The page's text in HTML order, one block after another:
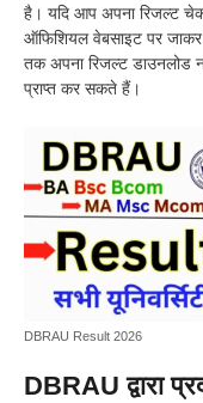
है। यदि आप अपना रिजल्ट चेक
ऑफिशियल वेबसाइट पर
तक अपना रिजल्ट डाउनलोड
प्राप्त कर सकते हैं।
DBRAU Result 2026
DBRAU द्वारा